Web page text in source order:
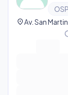
location_on